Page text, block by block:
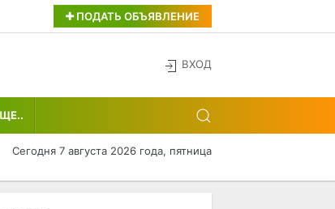
ПОДАТЬ ОБЪЯВЛЕНИЕ
ВХОД
Сегодня 7 августа 2026 года, пятница